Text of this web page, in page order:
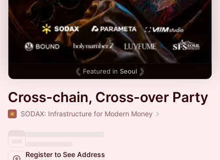
Featured in Seoul
Cross-chain, Cross-over Party
SODAX: Infrastructure for Modern Money
Register to See Address